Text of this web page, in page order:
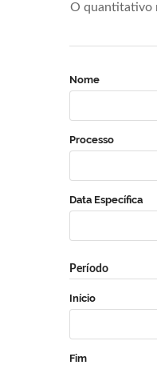
O quantitativo
Nome
Processo
Data Específica
Período
Início
Fim